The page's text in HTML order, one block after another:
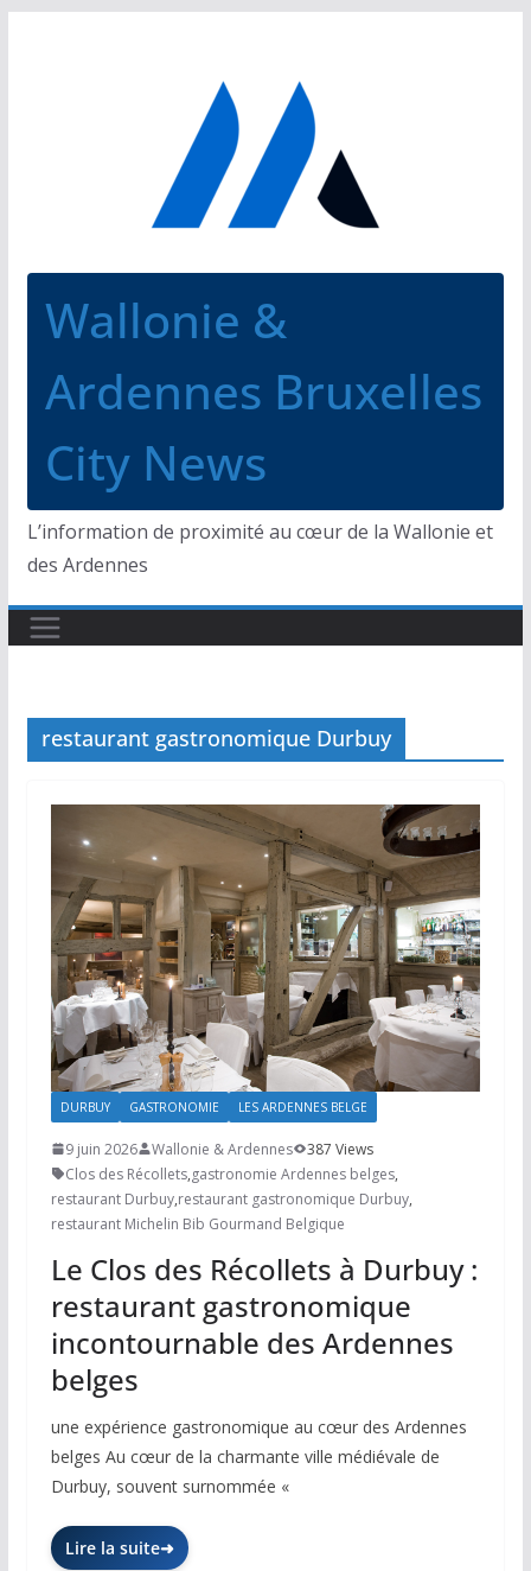
Wallonie &
Ardennes Bruxelles
City News
L’information de proximité au cœur de la Wallonie et
des Ardennes
restaurant gastronomique Durbuy
DURBUY GASTRONOMIE LES ARDENNES BELGE
9 juin 2026 Wallonie & Ardennes
387 Views
Clos des Récollets,gastronomie Ardennes belges,
restaurant Durbuy,restaurant gastronomique Durbuy,
restaurant Michelin Bib Gourmand Belgique
Le Clos des Récollets à Durbuy :
restaurant gastronomique
incontournable des Ardennes
belges
une expérience gastronomique au cœur des Ardennes
belges Au cœur de la charmante ville médiévale de
Durbuy, souvent surnommée «
Lire la suite